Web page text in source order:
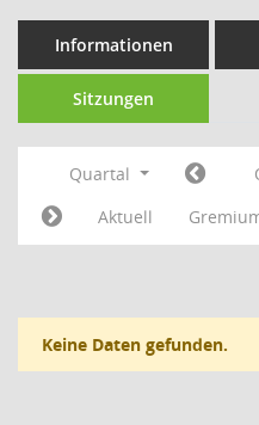
Informationen
Sitzungen
Quartal
Aktuell
Keine Daten gefunden.